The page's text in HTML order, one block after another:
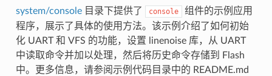
system/console目录下提供了 console
组件的示例应用
程序，展示了具体的使用方法。该示例介绍了如何初始
化 UART 和 VFS 的功能，设置 linenoise 库，从 UART
中读取命令并加以处理，然后将历史命令存储到 Flash
中。更多信息，请参阅示例代码目录中的 README.md